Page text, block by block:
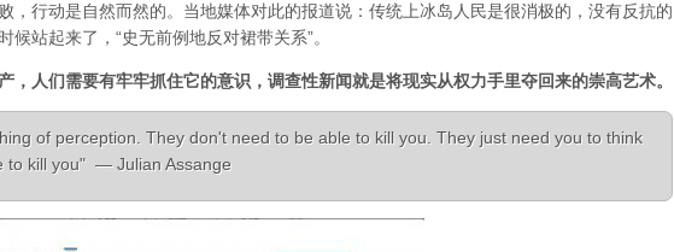
，行动是自然而然的。当地媒体对此的报道说：传统上冰岛人民是很消极的，没有反抗的
候站起来了，“史无前例地反对裙带关系”。
，人们需要有牢牢抓住它的意识，调查性新闻就是将现实从权力手里夺回来的崇高艺术。
of perception. They don't need to be able to kill you. They just need you to think
to kill you" — Julian Assange